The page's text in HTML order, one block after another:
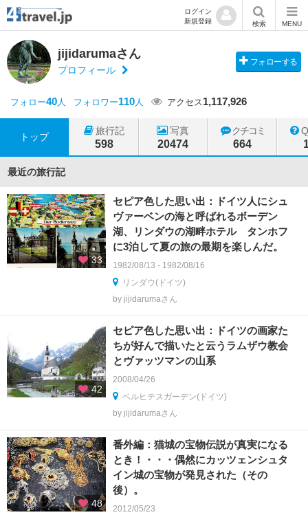
ログイン
新規登録
検索 MENU
jijidarumaさん
プロフィール
フォローする
フォロー40人 フォロワー110人 アクセス1,117,926
トップ
旅行記
598
写真
20474
クチコミ
664
最近の旅行記
33
セピア色した思い出：ドイツ人にシュ
ヴァーベンの海と呼ばれるボーデン
湖、リンダウの湖畔ホテル タンホフ
に3泊して夏の旅の最期を楽しんだ。
1982/08/13 - 1982/08/16
リンダウ(ドイツ)
by jijidarumaさん
42
セピア色した思い出：ドイツの画家た
ちが好んで描いたと云うラムザウ教会
とヴァッツマンの山系
2008/04/26
ベルヒテスガーデン(ドイツ)
by jijidarumaさん
48
番外編：猫城の宝物伝説が真実になる
とき！・・・偶然にカッツェンシュタ
イン城の宝物が発見された（その
後）。
2012/05/23